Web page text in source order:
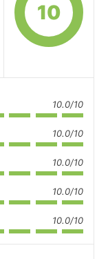
10
10.0/10
10.0/10
10.0/10
10.0/10
10.0/10